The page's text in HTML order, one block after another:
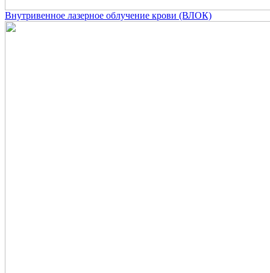
Внутривенное лазерное облучение крови (ВЛОК)